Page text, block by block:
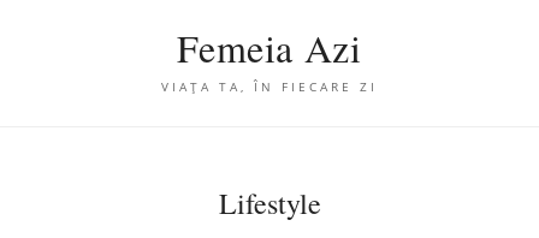
Femeia Azi
VIAȚA TA, ÎN FIECARE ZI
Lifestyle